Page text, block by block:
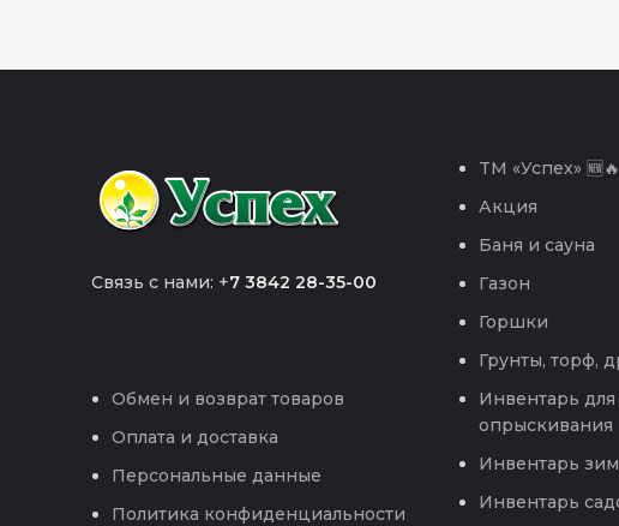
Связь с нами: +7 3842 28-35-00
Обмен и возврат товаров
Оплата и доставка
Персональные данные
Политика конфиденциальности
TM «Успех» 🆕🔥
Акция
Баня и сауна
Газон
Горшки
Грунты, торф,
Инвентарь
опрыскивания
Инвентарь
Инвентарь